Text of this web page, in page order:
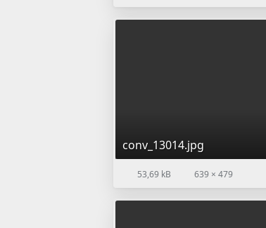
conv_13014.jpg
53,69 kB 639 × 479